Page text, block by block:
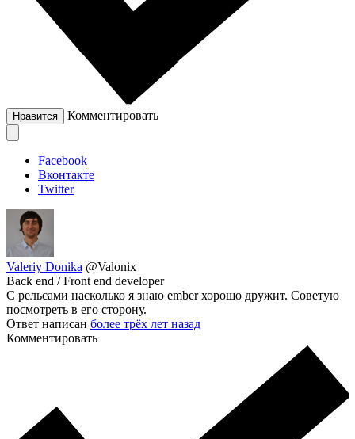
Нравится Комментировать
Facebook
Вконтакте
Twitter
Valeriy Donika @Valonix
Back end / Front end developer
С рельсами насколько я знаю ember хорошо дружит. Советую
посмотреть в его сторону.
Ответ написан более трёх лет назад
Комментировать